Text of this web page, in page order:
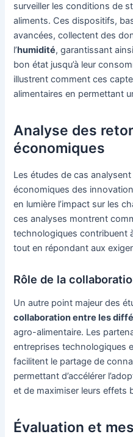
surveiller les conditions de
aliments. Ces dispositifs,
avancées, collectent des
l’humidité, garantissant
bon état jusqu’à leur
illustrent comment ces
alimentaires en permettant
Analyse des
économiques
Les études de cas
économiques des
en lumière l’impact sur les
ces analyses montrent
technologiques contribuent
tout en répondant aux
Rôle de la
Un autre point majeur des
collaboration entre les
agro-alimentaire. Les
entreprises technologiques
facilitent le partage de
permettant d’accélérer
et de maximiser leurs effets
Évaluation et